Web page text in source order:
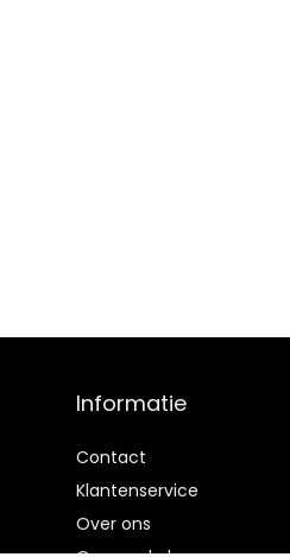
Informatie
Contact
Klantenservice
Over ons